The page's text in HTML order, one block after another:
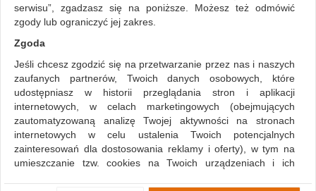
Sortuj po
Pokaż
1 2
serwisu”, zgadzasz się na poniższe. Możesz też odmówić
zgody lub ograniczyć jej zakres.
Zgoda
Jeśli chcesz zgodzić się na przetwarzanie przez nas i naszych
zaufanych partnerów, Twoich danych osobowych, które
udostępniasz w historii przeglądania stron i aplikacji
internetowych, w celach marketingowych (obejmujących
zautomatyzowaną analizę Twojej aktywności na stronach
internetowych w celu ustalenia Twoich potencjalnych
zainteresowań dla dostosowania reklamy i oferty), w tym na
umieszczanie tzw. cookies na Twoich urządzeniach i ich